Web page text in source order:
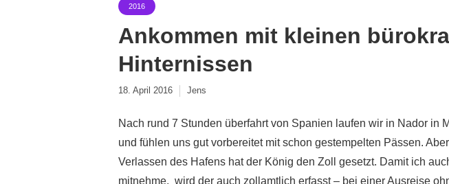
2016
Ankommen mit kleinen
Hinternissen
18. April 2016 Jens
Nach rund 7 Stunden überfahrt von Spanien laufen wir in Nador in
und fühlen uns gut vorbereitet mit schon gestempelten Pässen.
Verlassen des Hafens hat der König den Zoll gesetzt. Damit ich
mitnehme, wird der auch zollamtlich erfasst – bei einer Ausreise